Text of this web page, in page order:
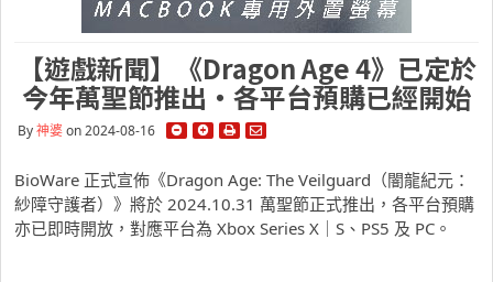
【遊戲新聞】《Dragon Age 4》已定於
今年萬聖節推出・各平台預購已經開始
By神婆on 2024-08-16
BioWare 正式宣佈《Dragon Age: The Veilguard（闇龍紀元：
紗障守護者）》將於 2024.10.31 萬聖節正式推出，各平台預購
亦已即時開放，對應平台為 Xbox Series X｜S、PS5 及 PC。